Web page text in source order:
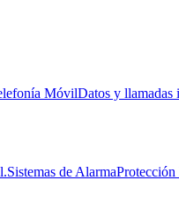
MóvilDatos y llamadas
Sistemas de Alarma